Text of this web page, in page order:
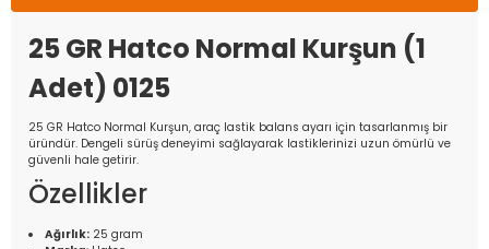
25 GR Hatco Normal Kurşun (1
Adet) 0125
25 GR Hatco Normal Kurşun, araç lastik balans ayarı için tasarlanmış bir
üründür. Dengeli sürüş deneyimi sağlayarak lastiklerinizi uzun ömürlü ve
güvenli hale getirir.
Özellikler
Ağırlık: 25 gram